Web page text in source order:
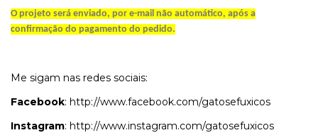
O projeto será enviado, por e-mail não automático, após a
confirmação do pagamento do pedido.
Me sigam nas redes sociais:
Facebook: http://www.facebook.com/gatosefuxicos
Instagram: http://www.instagram.com/gatosefuxicos